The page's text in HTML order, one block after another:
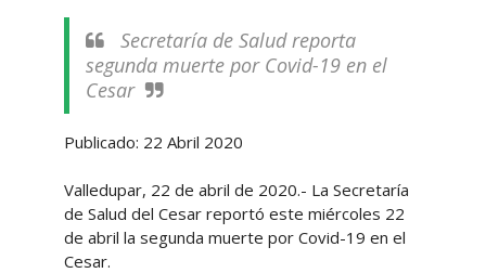
Secretaría de Salud reporta
segunda muerte por Covid-19 en el
Cesar
Publicado: 22 Abril 2020
Valledupar, 22 de abril de 2020.- La Secretaría
de Salud del Cesar reportó este miércoles 22
de abril la segunda muerte por Covid-19 en el
Cesar.